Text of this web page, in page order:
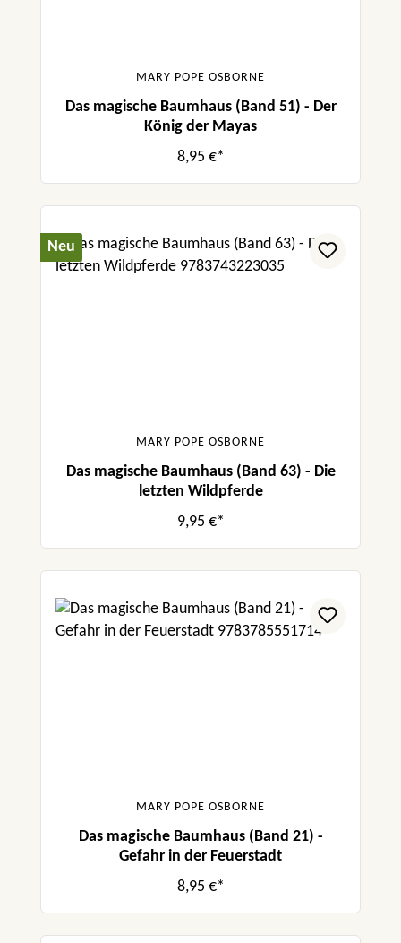
MARY POPE OSBORNE
Das magische Baumhaus (Band 51) - Der
König der Mayas
8,95 €*
Neu
MARY POPE OSBORNE
Das magische Baumhaus (Band 63) - Die
letzten Wildpferde
9,95 €*
MARY POPE OSBORNE
Das magische Baumhaus (Band 21) -
Gefahr in der Feuerstadt
8,95 €*